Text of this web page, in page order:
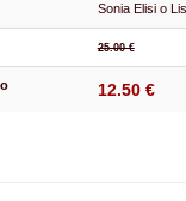
Sonia Elisi o
25.00 €
12.50 €